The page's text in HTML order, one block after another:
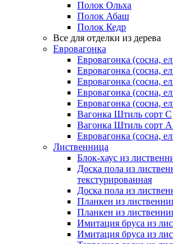
Полок Ольха
Полок Абаш
Полок Кедр
Все для отделки из дерева
Евровагонка
Евровагонка (сосна,
Евровагонка (сосна,
Евровагонка (сосна,
Евровагонка (сосна,
Евровагонка (сосна,
Вагонка Штиль сорт С
Вагонка Штиль сорт
Евровагонка (сосна,
Лиственница
Блок-хаус из
Доска пола из
текстурированная
Доска пола из
Планкен из
Планкен из
Имитация бруса из
Имитация бруса из